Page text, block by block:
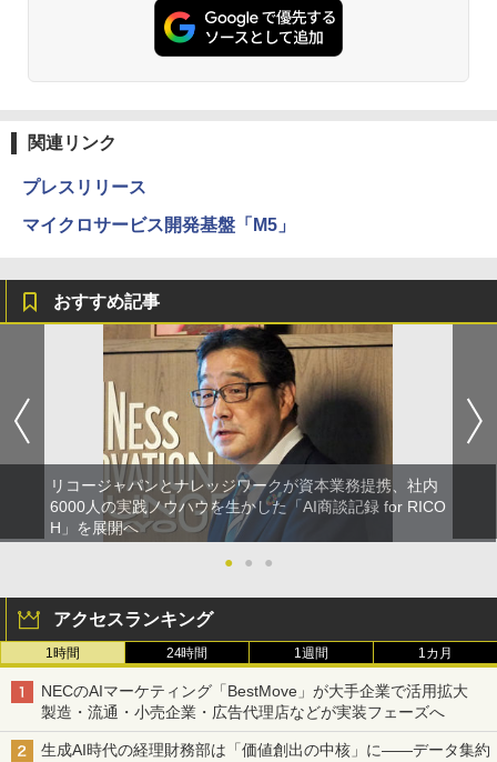
関連リンク
プレスリリース
マイクロサービス開発基盤「M5」
おすすめ記事
リコージャパンとナレッジワークが資本業務提携、社内
6000人の実践ノウハウを生かした「AI商談記録 for RICO
H」を展開へ
●
● ●
アクセスランキング
1時間 24時間 1週間 1カ月
NECのAIマーケティング「BestMove」が大手企業で活用拡大
製造・流通・小売企業・広告代理店などが実装フェーズへ
生成AI時代の経理財務部は「価値創出の中核」に――データ集約